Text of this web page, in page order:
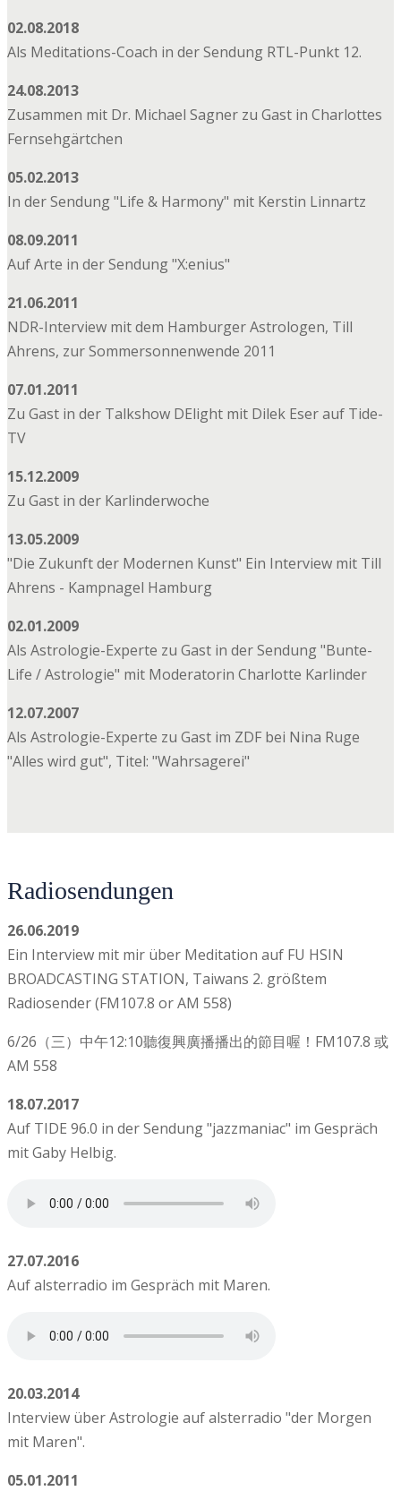
02.08.2018
Als Meditations-Coach in der Sendung RTL-Punkt 12.
24.08.2013
Zusammen mit Dr. Michael Sagner zu Gast in Charlottes
Fernsehgärtchen
05.02.2013
In der Sendung "Life & Harmony" mit Kerstin Linnartz
08.09.2011
Auf Arte in der Sendung "X:enius"
21.06.2011
NDR-Interview mit dem Hamburger Astrologen, Till
Ahrens, zur Sommersonnenwende 2011
07.01.2011
Zu Gast in der Talkshow DElight mit Dilek Eser auf Tide-
TV
15.12.2009
Zu Gast in der Karlinderwoche
13.05.2009
"Die Zukunft der Modernen Kunst" Ein Interview mit Till
Ahrens - Kampnagel Hamburg
02.01.2009
Als Astrologie-Experte zu Gast in der Sendung "Bunte-
Life / Astrologie" mit Moderatorin Charlotte Karlinder
12.07.2007
Als Astrologie-Experte zu Gast im ZDF bei Nina Ruge
"Alles wird gut", Titel: "Wahrsagerei"
Radiosendungen
26.06.2019
Ein Interview mit mir über Meditation auf FU HSIN
BROADCASTING STATION, Taiwans 2. größtem
Radiosender (FM107.8 or AM 558)
6/26（三）中午12:10聽復興廣播播出的節目喔！FM107.8 或
AM 558
18.07.2017
Auf TIDE 96.0 in der Sendung "jazzmaniac" im Gespräch
mit Gaby Helbig.
27.07.2016
Auf alsterradio im Gespräch mit Maren.
20.03.2014
Interview über Astrologie auf alsterradio "der Morgen
mit Maren".
05.01.2011